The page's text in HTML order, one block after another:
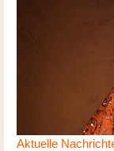
Aktuelle